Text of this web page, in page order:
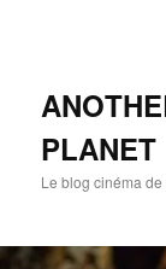
PLANET
Le blog cinéma